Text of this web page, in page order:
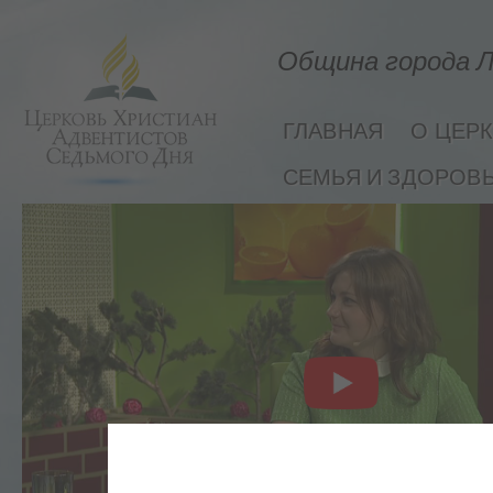
Община города
ГЛАВНАЯ
О
СЕМЬЯ И